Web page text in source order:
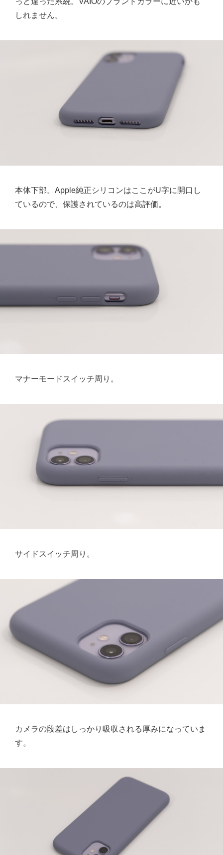
しれません。
本体下部。Apple純正シリコンはここがU字に開口し
ているので、保護されているのは高評価。
マナーモードスイッチ周り。
サイドスイッチ周り。
カメラの段差はしっかり吸収される厚みになっていま
す。